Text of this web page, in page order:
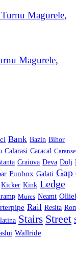
Bank Bazin Bihor
Calarasi Caracal
Craiova Deva Dolj
Funbox Galati Gap
Kicker Kink Ledge
Mures Neamt
Rail Resita
Stairs Street
Wallride